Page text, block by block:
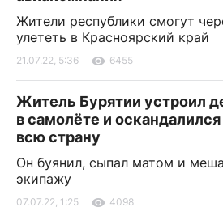
Жители республики смогут
улететь в Красноярский край
21.07.22, 5:36 6455
Житель Бурятии устроил
в самолёте и оскандалился
всю страну
Он буянил, сыпал матом и
экипажу
07.07.22, 1:25 4098